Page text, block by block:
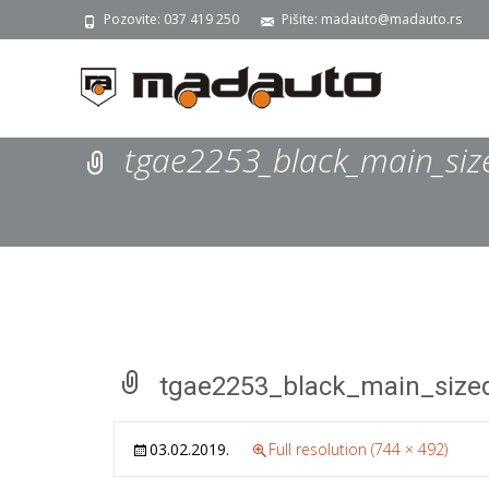
Pozovite: 037 419 250 Pišite: madauto@madauto.rs
03.02.2019. Full resolution (744 × 492)